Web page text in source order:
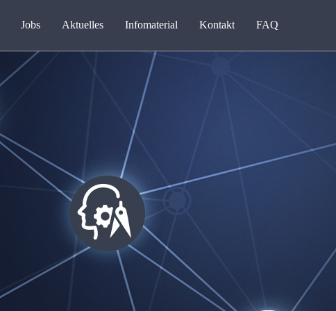
Jobs Aktuelles Infomaterial Kontakt FAQ